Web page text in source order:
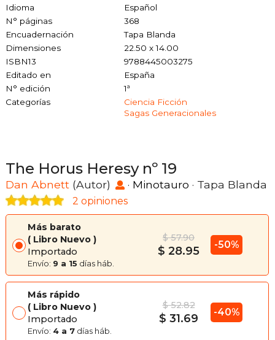
Idioma
Español
N° páginas
368
Encuadernación
Tapa Blanda
Dimensiones
22.50 x 14.00
ISBN13
9788445003275
Editado en
España
N° edición
1ª
Categorías
Ciencia Ficción
Sagas Generacionales
The Horus Heresy nº 19
Dan Abnett (Autor) · Minotauro · Tapa Blanda
2 opiniones
Más barato
Libro Nuevo
Importado
Envío: 9 a 15 días háb.
$ 57.90
$ 28.95 -50%
Más rápido
Libro Nuevo
Importado
Envío: 4 a 7 días háb.
$ 52.82
$ 31.69 -40%